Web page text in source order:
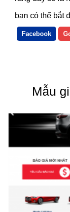
bạn có thể bắt
Facebook
Mẫu